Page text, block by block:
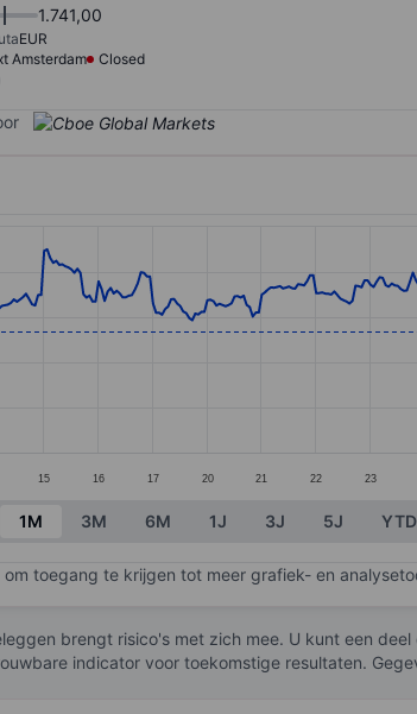
1.741,00
EUR
Amsterdam
Closed
data points.
displaying categories.
15 16 17 20 21 22 23
1M 3M 6M 1J 3J 5J YTD
om toegang te krijgen tot meer grafiek- en
brengt risico's met zich mee. U kunt een
indicator voor toekomstige resultaten.